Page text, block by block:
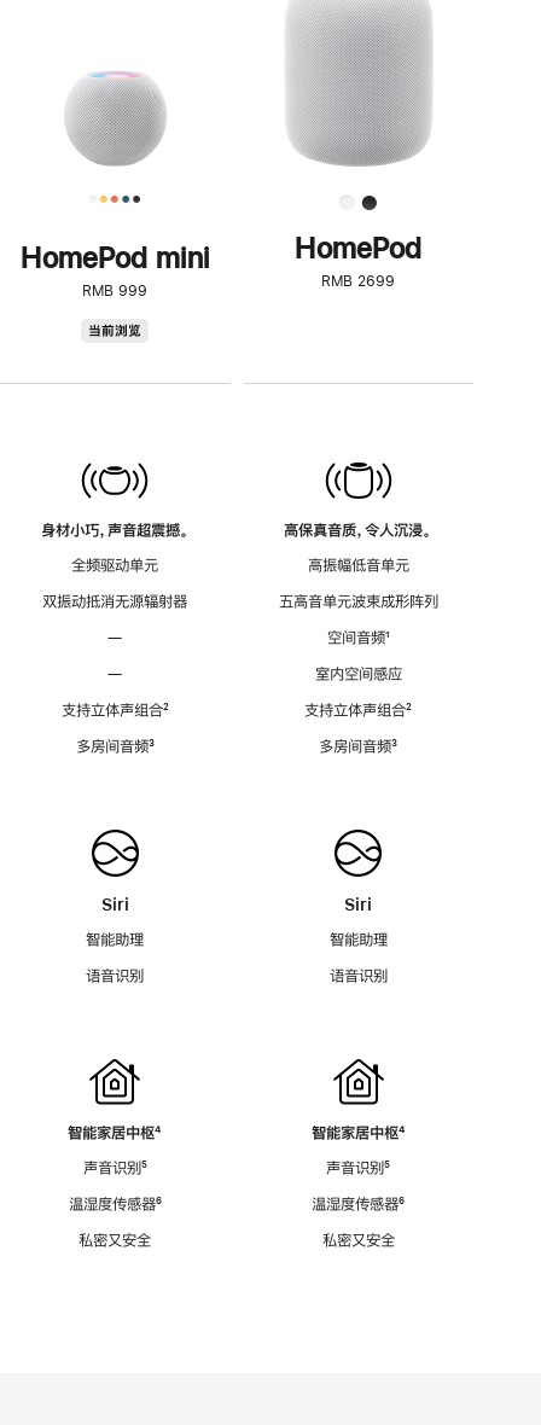
HomePod mini
RMB 999
当前浏览
身材小巧，声音超震撼。
全频驱动单元
双振动抵消无源辐射器
—
—
支持立体声组合脚
²
多房间音频脚
³
Siri
智能助理
语音识别
智能家居中枢脚
⁴
声音识别脚
⁵
温湿度传感器脚
⁶
私密又安全
了
解
HomePod<
HomePod
RMB 2699
高保真音质，令人沉浸。
高振幅低音单元
五高音单元波束成形阵列
空间音频脚
¹
室内空间感应
支持立体声组合脚
²
多房间音频脚
³
Siri
智能助理
语音识别
智能家居中枢脚
⁴
声音识别脚
⁵
温湿度传感器脚
⁶
私密又安全